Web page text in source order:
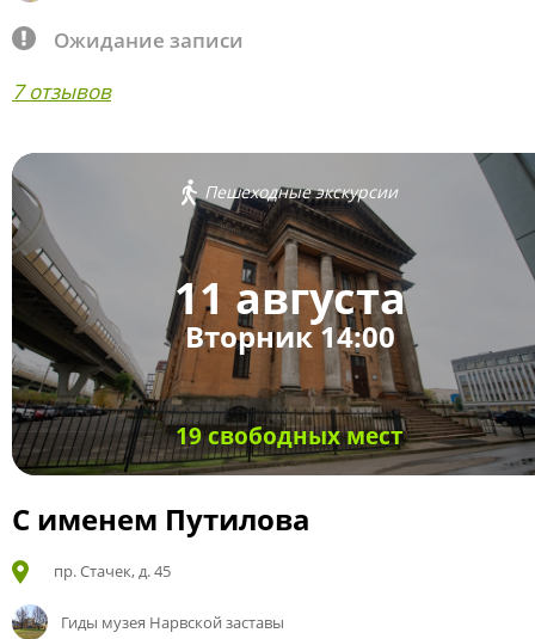
Ожидание записи
7 отзывов
Пешеходные экскурсии
11 августа
Вторник 14:00
19 свободных мест
С именем Путилова
пр. Стачек, д. 45
Гиды музея Нарвской заставы